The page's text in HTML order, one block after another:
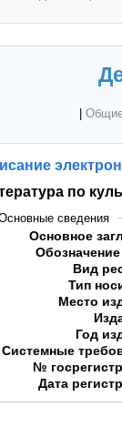
по
сведения
Основное
Вид
Тип
Место
Год
Системные
№
Дата